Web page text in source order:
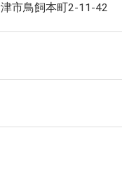
市鳥飼本町2-11-42